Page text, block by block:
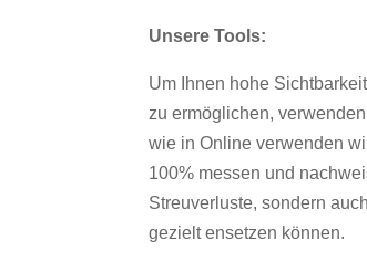
Unsere Tools:
Um Ihnen hohe
zu ermöglichen,
wie in Online verwenden
100% messen und
Streuverluste, sondern
gezielt ensetzen können.